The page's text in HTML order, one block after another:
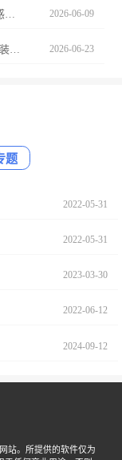
当谷歌浏览器插件出现运行异常时，用户常疑惑是否必须卸载重装。本文分析异常类型，给出科学处理建议，帮助用户选择最佳故障解决方案。 2026-06-09
google Chrome浏览器扩展插件安装教程讲解安装和配置步骤，帮助用户快速上手扩展工具，提升浏览器功能使用效率。 2026-06-23
题
2022-05-31
2022-05-31
2023-03-30
2022-06-12
2024-09-12
站。所提供的软件仅为